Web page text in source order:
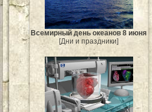
Всемирный день океанов 8 июня
[Дни и праздники]